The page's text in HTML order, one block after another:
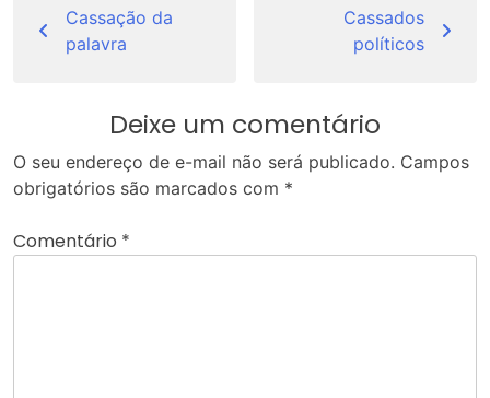
de
Post
Cassação da
palavra
Cassados
políticos
Deixe um comentário
O seu endereço de e-mail não será publicado. Campos
obrigatórios são marcados com *
Comentário *